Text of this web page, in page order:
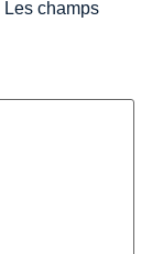
Les champs